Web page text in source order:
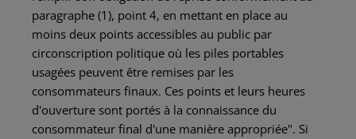
paragraphe (1), point 4, en mettant en place au
moins deux points accessibles au public par
circonscription politique où les piles portables
usagées peuvent être remises par les
consommateurs finaux. Ces points et leurs heures
d'ouverture sont portés à la connaissance du
consommateur final d'une manière appropriée". Si